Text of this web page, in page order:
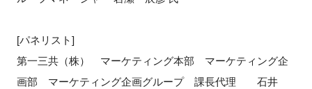
[パネリスト]
第一三共（株） マーケティング本部 マーケティング企
画部 マーケティング企画グループ 課長代理 石井